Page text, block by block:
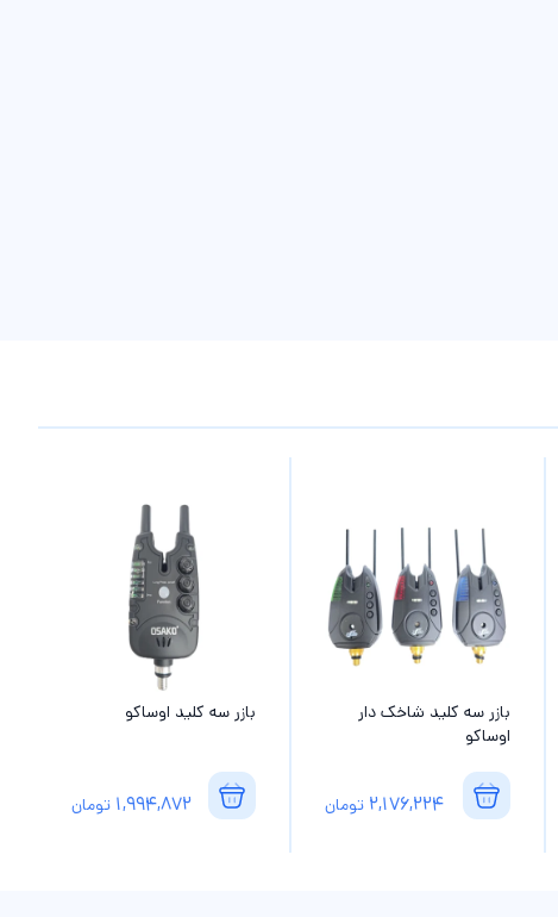
بازر سه کلید شاخک دار
اوساکو
2,176,224 تومان
بازر سه کلید اوساکو
1,994,872 تومان